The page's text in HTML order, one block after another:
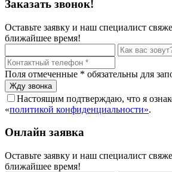
Заказать звонок!
Оставьте заявку и наш специалист
ближайшее время!
Поля отмеченные * обязательны для
Настоящим подтверждаю, что я
«политикой конфиденциальности».
Онлайн заявка
Оставьте заявку и наш специалист
ближайшее время!